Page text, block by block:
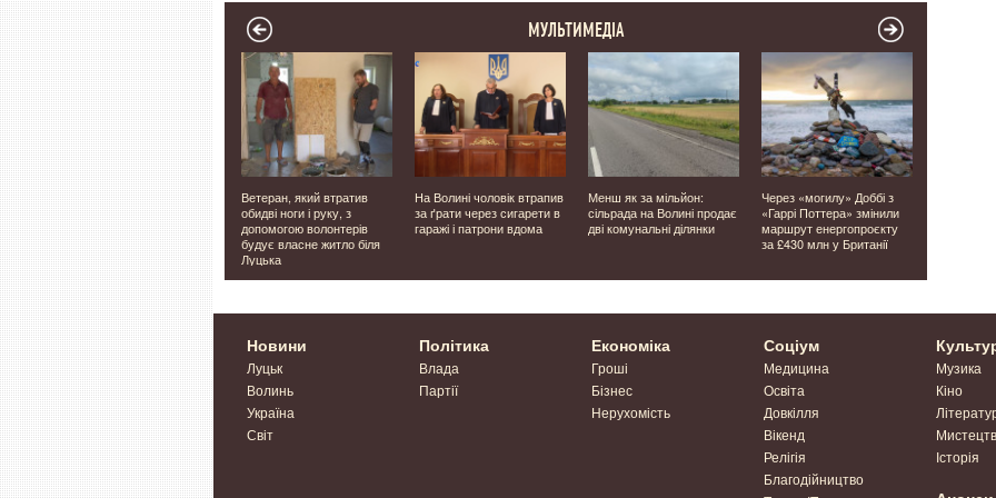
МУЛЬТИМЕДІА
Генератори,
квадрокоптери, модеми:
Луцька громада передала
нову допомогу на фронт
Ветеран, який втратив
обидві ноги і руку, з
допомогою волонтерів
будує власне житло біля
Луцька
На Волині чоловік втрапив
за ґрати через сигарети в
гаражі і патрони вдома
Менш як за мільйон:
сільрада на Волині продає
дві комунальні ділянки
Через «могилу» Доббі з
«Гаррі Поттера» змінили
маршрут енергопроєкту
за £430 млн у Британії
Новини
Луцьк
Волинь
Україна
Світ
Політика
Влада
Партії
Економіка
Гроші
Бізнес
Нерухомість
Соціум
Медицина
Освіта
Довкілля
Вікенд
Релігія
Благодійництво
Музика
Кіно
Історія